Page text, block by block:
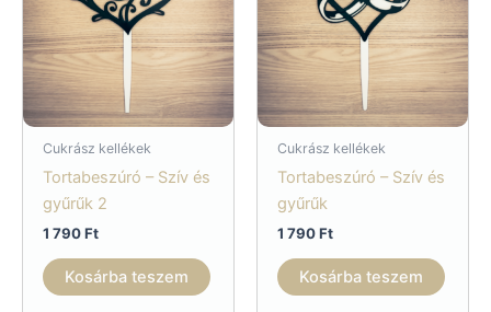
Cukrász kellékek
Tortabeszúró – Szív és
gyűrűk 2
1 790Ft
Kosárba teszem
Cukrász kellékek
Tortabeszúró – Szív és
gyűrűk
1 790Ft
Kosárba teszem